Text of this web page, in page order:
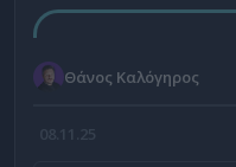
Θάνος Καλόγηρος
08.11.25